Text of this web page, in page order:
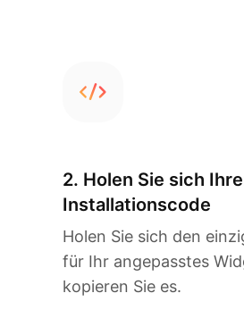
2. Holen Sie sich
Installationscode
Holen Sie sich den
für Ihr angepasstes
kopieren Sie es.